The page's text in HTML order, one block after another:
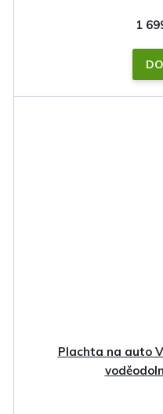
1
Plachta na auto